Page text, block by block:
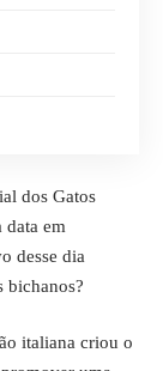
dos Gatos
data em
desse dia
bichanos?
italiana criou o